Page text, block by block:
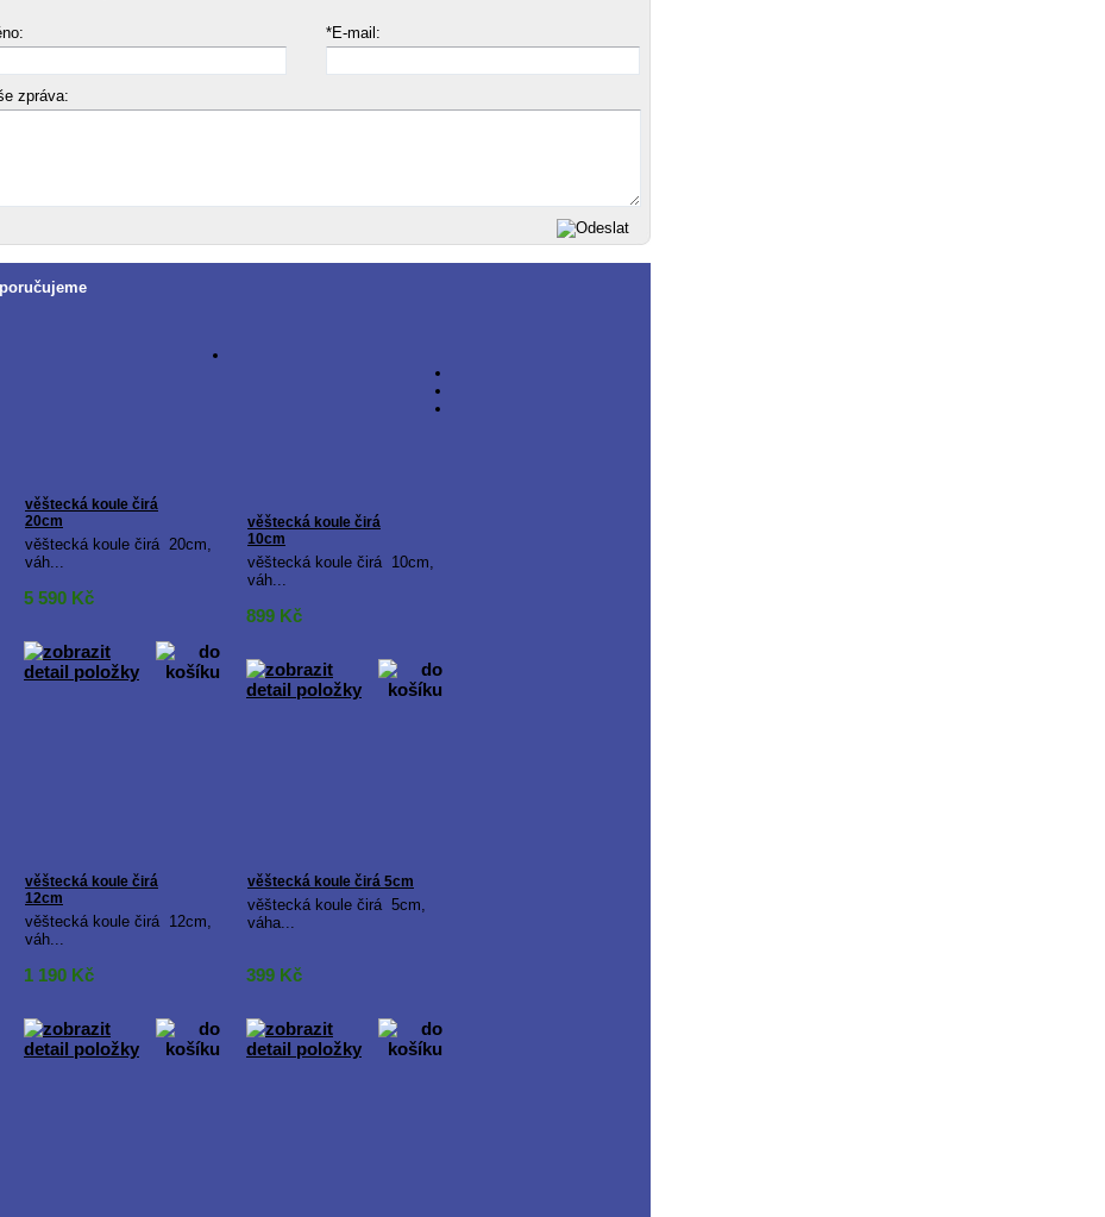
*E-mail:
zpráva:
věštecká koule čirá
20cm
věštecká koule čirá 20cm,
váh...
5 590 Kč
věštecká koule čirá
10cm
věštecká koule čirá 10cm,
váh...
899 Kč
věštecká koule čirá
12cm
věštecká koule čirá 12cm,
váh...
1 190 Kč
věštecká koule čirá 5cm
věštecká koule čirá 5cm,
váha...
399 Kč